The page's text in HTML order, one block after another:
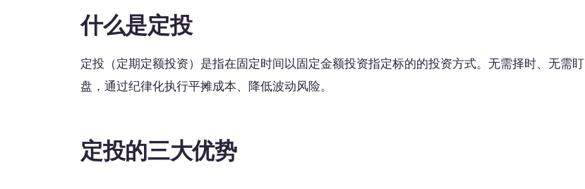
什么是定投
定投（定期定额投资）是指在固定时间以固定金额投资指定标的的投资方式。无需择时、无需盯
盘，通过纪律化执行平摊成本、降低波动风险。
定投的三大优势